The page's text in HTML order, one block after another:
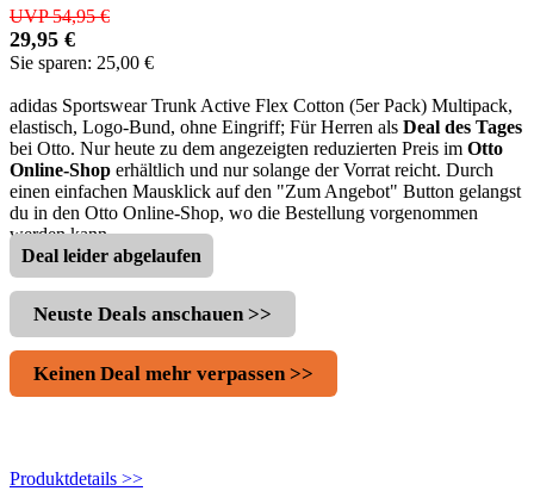
UVP 54,95 €
29,95 €
Sie sparen: 25,00 €
adidas Sportswear Trunk Active Flex Cotton (5er Pack) Multipack,
elastisch, Logo-Bund, ohne Eingriff; Für Herren als Deal des Tages
bei Otto. Nur heute zu dem angezeigten reduzierten Preis im Otto
Online-Shop erhältlich und nur solange der Vorrat reicht. Durch
einen einfachen Mausklick auf den "Zum Angebot" Button gelangst
du in den Otto Online-Shop, wo die Bestellung vorgenommen
werden kann.
Deal leider abgelaufen
Neuste Deals anschauen >>
Keinen Deal mehr verpassen >>
Produktdetails >>